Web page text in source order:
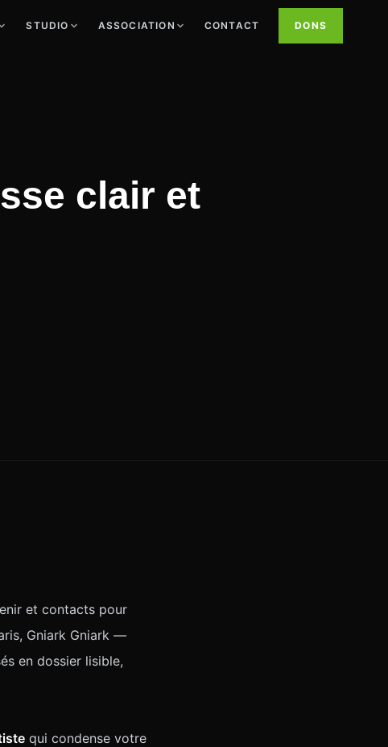
STUDIO ASSOCIATION CONTACT DONS
clair et
et contacts pour
Gniark Gniark —
en dossier lisible,
qui condense votre